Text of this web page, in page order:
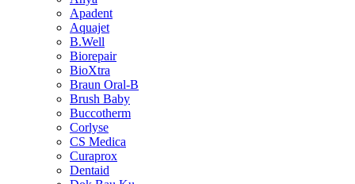
Apadent
Aquajet
B.Well
Biorepair
BioXtra
Braun Oral-B
Brush Baby
Buccotherm
Corlyse
CS Medica
Curaprox
Dentaid